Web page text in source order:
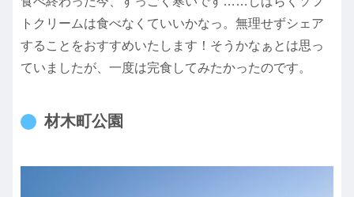
トクリームは食べなくていいかなっ。無理せずシェア
することをおすすめいたします！そうかなぁとは思っ
ていましたが、一度は完食してみたかったのです。
材木町公園